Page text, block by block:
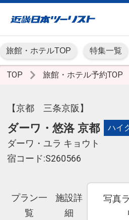
旅館・ホテルTOP 特集一覧
TOP 旅館・ホテル予約TOP
【京都 三条京阪】
ダーワ・悠洛 京都 ハイ
ダーワ・ユラ キョウト
宿コード:S260566
プラン一
覧
施設詳
細
写真